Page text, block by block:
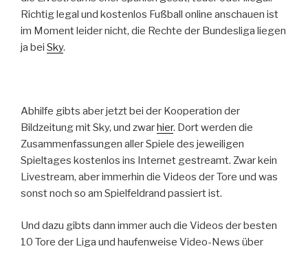
Richtig legal und kostenlos Fußball online anschauen ist
im Moment leider nicht, die Rechte der Bundesliga liegen
ja bei Sky.
Abhilfe gibts aber jetzt bei der Kooperation der
Bildzeitung mit Sky, und zwar hier. Dort werden die
Zusammenfassungen aller Spiele des jeweiligen
Spieltages kostenlos ins Internet gestreamt. Zwar kein
Livestream, aber immerhin die Videos der Tore und was
sonst noch so am Spielfeldrand passiert ist.
Und dazu gibts dann immer auch die Videos der besten
10 Tore der Liga und haufenweise Video-News über